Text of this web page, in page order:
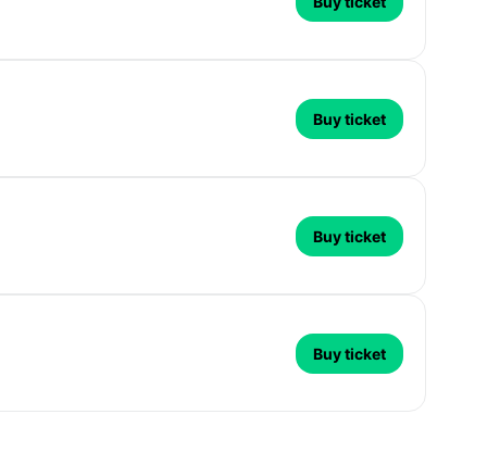
Buy ticket
Buy ticket
Buy ticket